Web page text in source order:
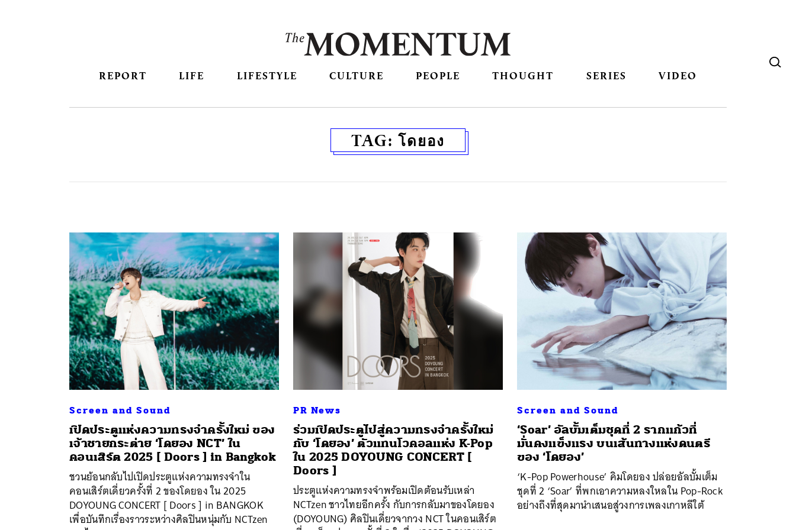
REPORT LIFE LIFESTYLE CULTURE PEOPLE THOUGHT SERIES VIDEO
TAG: โดยอง
Screen and Sound
เปิดประตูแห่งความทรงจำครั้งใหม่ ของ
เจ้าชายกระต่าย ‘โดยอง NCT’ ใน
คอนเสิร์ต 2025 [ Doors ] in Bangkok
ชวนย้อนกลับไปเปิดประตูแห่งความทรงจำใน
คอนเสิร์ตเดี่ยวครั้งที่ 2 ของโดยอง ใน 2025
DOYOUNG CONCERT [ Doors ] in BANGKOK
เพื่อบันทึกเรื่องราวระหว่างศิลปินหนุ่มกับ NCTzen
PR News
ร่วมเปิดประตูไปสู่ความทรงจำครั้งใหม่
กับ ‘โดยอง’ ตัวแทนโวคอลแห่ง K-Pop
ใน 2025 DOYOUNG CONCERT [
Doors ]
ประตูแห่งความทรงจำพร้อมเปิดต้อนรับเหล่า
NCTzen ชาวไทยอีกครั้ง กับการกลับมาของโดยอง
(DOYOUNG) ศิลปินเดี่ยวจากวง NCT ในคอนเสิร์ต
Screen and Sound
‘Soar’ อัลบั้มเต็มชุดที่ 2 รากแก้วที่
มั่นคงแข็งแรง บนเส้นทางแห่งดนตรี
ของ ‘โดยอง’
‘K-Pop Powerhouse’ คิมโดยอง ปล่อยอัลบั้มเต็ม
ชุดที่ 2 ‘Soar’ ที่พกเอาความหลงใหลใน Pop-Rock
อย่างถึงที่สุดมานำเสนอสู่วงการเพลงเกาหลีใต้